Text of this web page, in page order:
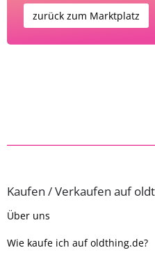
zurück zum Marktplatz
Kaufen / Verkaufen auf
Über uns
Wie kaufe ich auf oldthing.de?